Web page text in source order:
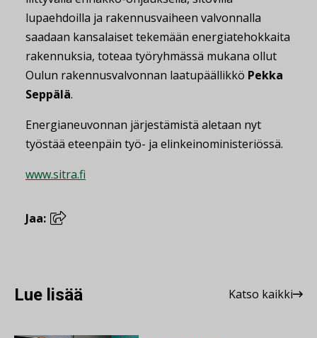
lupaehdoilla ja rakennusvaiheen valvonnalla
saadaan kansalaiset tekemään energiatehokkaita
rakennuksia, toteaa työryhmässä mukana ollut
Oulun rakennusvalvonnan laatupäällikkö Pekka
Seppälä.
Energianeuvonnan järjestämistä aletaan nyt
työstää eteenpäin työ- ja elinkeinoministeriössä.
www.sitra.fi
Jaa:
Lue lisää Katso kaikki